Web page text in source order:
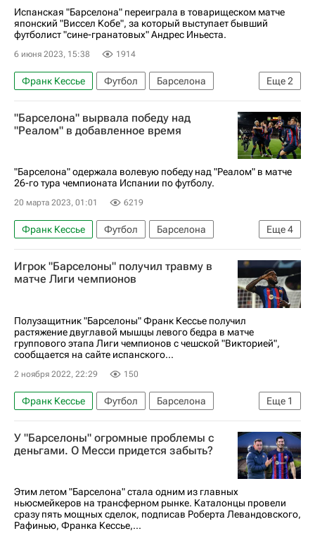
Испанская "Барселона" переиграла в товарищеском матче
японский "Виссел Кобе", за который выступает бывший
футболист "сине-гранатовых" Андрес Иньеста.
6 июня 2023, 15:38 1914
Еще2
Франк Кессье Футбол
Барселона
Андрес Иньеста
Эрик Гарсия
"Барселона" вырвала победу над
"Реалом" в добавленное время
"Барселона" одержала волевую победу над "Реалом" в матче
26-го тура чемпионата Испании по футболу.
20 марта 2023, 01:01 6219
Еще4
Франк Кессье Футбол
Барселона
Рональд Араухо
Серхи Роберто
Чемпионат Испании по футболу
Реал Мадрид
Игрок "Барселоны" получил травму в
матче Лиги чемпионов
Полузащитник "Барселоны" Франк Кессье получил
растяжение двуглавой мышцы левого бедра в матче
группового этапа Лиги чемпионов с чешской "Викторией",
сообщается на сайте испанского...
2 ноября 2022, 22:29 150
Еще 1
Франк Кессье Футбол
Барселона
Лига чемпионов УЕФА 2026-2027
У "Барселоны" огромные проблемы с
деньгами. О Месси придется забыть?
Этим летом "Барселона" стала одним из главных
ньюсмейкеров на трансферном рынке. Каталонцы провели
сразу пять мощных сделок, подписав Роберта Левандовского,
Рафинью, Франка Кессье,...